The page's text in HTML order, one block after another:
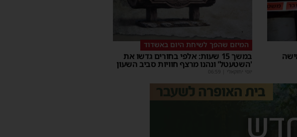
המיזם שהפך לשיחת היום באשדוד
במשך 15 שעות: אלפי בחורים גדשו את
'השטעטל' ונהנו מרצף חוויות סביב השעון
יוסי יחזקאלי 06:59